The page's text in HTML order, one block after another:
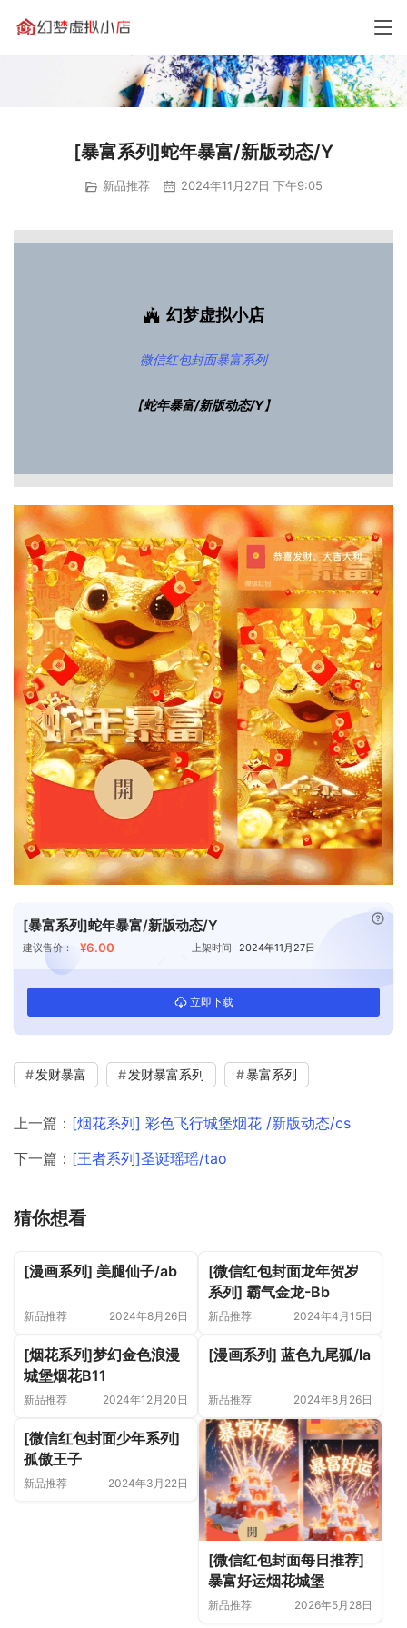
[暴富系列]蛇年暴富/新版动态/Y
新品推荐 2024年11月27日 下午9:05
幻梦虚拟小店
微信红包封面暴富系列
【蛇年暴富/新版动态/Y】
[暴富系列]蛇年暴富/新版动态/Y
建议售价： ¥6.00 上架时间 2024年11月27日
立即下载
已
发财暴富 发财暴富系列 暴富系列
上一篇： [烟花系列] 彩色飞行城堡烟花 /新版动态/cs
下一篇： [王者系列]圣诞瑶瑶/tao
猜你想看
[漫画系列] 美腿仙子/ab
新品推荐 2024年8月26日
[微信红包封面龙年贺岁
系列] 霸气金龙-Bb
新品推荐 2024年4月15日
[烟花系列]梦幻金色浪漫
城堡烟花B11
新品推荐 2024年12月20日
[漫画系列] 蓝色九尾狐/la
新品推荐 2024年8月26日
[微信红包封面少年系列]
孤傲王子
新品推荐 2024年3月22日
[微信红包封面每日推荐]
暴富好运烟花城堡
新品推荐 2026年5月28日